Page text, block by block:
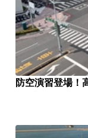
防空演習登場！